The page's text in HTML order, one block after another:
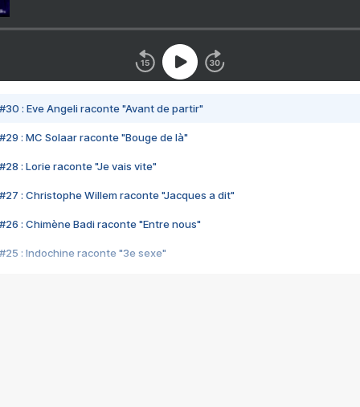
#30 : Eve Angeli raconte "Avant de partir"
#29 : MC Solaar raconte "Bouge de là"
#28 : Lorie raconte "Je vais vite"
#27 : Christophe Willem raconte "Jacques a dit"
#26 : Chimène Badi raconte "Entre nous"
#25 : Indochine raconte "3e sexe"